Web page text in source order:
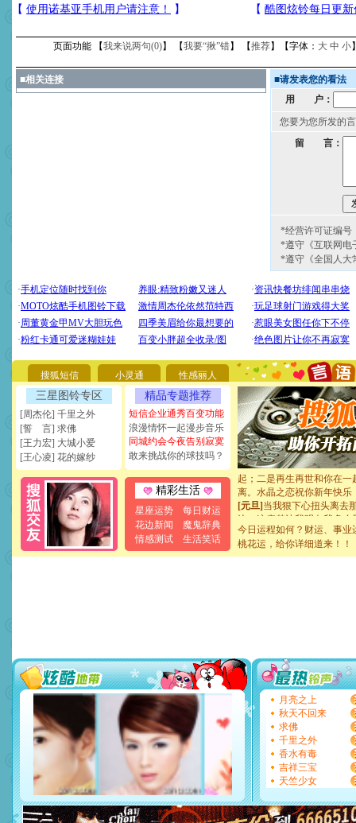
页面功能 【我来说两句(0)】 【我要“揪”错】 【推荐】【字体： 大 中 小
■相关连接 ■请发表您的看法
用 户：
您要为您所发的
留 言：
*经营许可证编号
*遵守《互联网电
*遵守《全国人大
搜狐短信 小灵通 性感丽人
三星图铃专区
[周杰伦] 千里之外
[誓 言] 求佛
[王力宏] 大城小爱
[王心凌] 花的嫁纱
精品专题推荐
短信企业通秀百变功能
浪漫情怀一起漫步音乐
同城约会今夜告别寂寞
敢来挑战你的球技吗？
精彩生活
星座运势
每日财运
花边新闻
魔鬼辞典
情感测试
生活笑话
[圣诞节]圣诞节到了，想想
你太多，只有给你五千万
要平安！千万要知足！千
能正大光明地骚扰你,告诉
天都要快乐噢!
[圣诞节]奉上一颗祝福的心,
如意,快乐,鲜花,一切美好的
[元旦]看到你我会触电；看
断电。爱你是我职业，想
你是我专业！水晶之恋祝你
[元旦]如果上天让我许三个
起；二是再生再世和你在
离。水晶之恋祝你新年快乐
[元旦] 当我狠下心扭头离去
泣，这痛楚让我明白我多
卖了。水晶之恋祝你新年快
[春节]风柔雨润好月圆，半
颜！冬去春来似水如烟，
[圣诞节]不只这样的日子才
能正大光明地骚扰你,告诉
天都要快乐噢!
[圣诞节]奉上一颗祝福的心,
如意,快乐,鲜花,一切美好
[元旦]
看到你我会触电；
断电。爱你是我职业，想
你是我专业！水晶之恋祝你
[元旦]
如果上天让我许三
起；二是再生再世和你在
离。水晶之恋祝你新年快乐
[元旦]当我狠下心扭头离去
今日运程如何？财运、事业
桃花运，给你详细道来！！
月亮之上
秋天不回来
求佛
千里之外
香水有毒
吉祥三宝
天竺少女